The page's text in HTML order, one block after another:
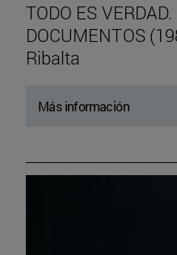
TODO ES
DOCUMENTOS
Ribalta
Más información